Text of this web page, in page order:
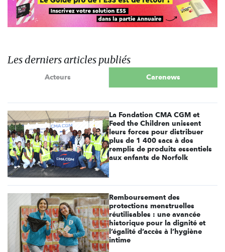
Les derniers articles publiés
Acteurs Carenews
La Fondation CMA CGM et
Feed the Children unissent
leurs forces pour distribuer
plus de 1 400 sacs à dos
remplis de produits essentiels
aux enfants de Norfolk
Remboursement des
protections menstruelles
réutilisables : une avancée
historique pour la dignité et
l’égalité d’accès à l’hygiène
intime